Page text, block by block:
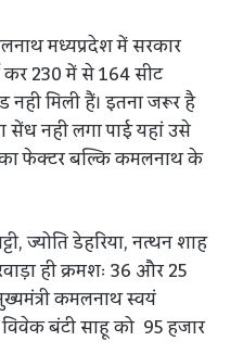
मध्यप्रदेश में सरकार
230 में से 164 सीट
नही मिली हैं। इतना जरूर है
सेंध नही लगा पाई यहां उसे
का फेक्टर बल्कि कमलनाथ के
ज्योति डेहरिया, नत्थन शाह
ही क्रमशः 36 और 25
कमलनाथ स्वयं
बंटी साहू को 95 हजार